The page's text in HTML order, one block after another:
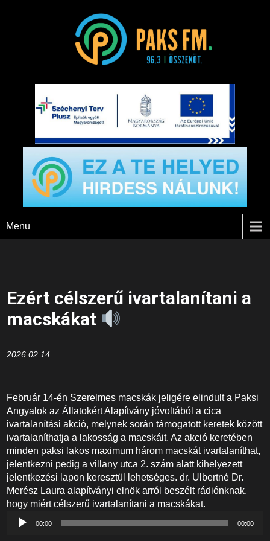
Paks FM
Menu
Ezért célszerű ivartalanítani a
macskákat
2026.02.14.
Február 14-én Szerelmes macskák jeligére elindult a Paksi
Angyalok az Állatokért Alapítvány jóvoltából a cica
ivartalanítási akció, melynek során támogatott keretek között
ivartalaníthatja a lakosság a macskáit. Az akció keretében
minden paksi lakos maximum három macskát ivartalaníthat,
jelentkezni pedig a villany utca 2. szám alatt kihelyezett
jelentkezési lapon keresztül lehetséges. dr. Ulbertné Dr.
Merész Laura alapítványi elnök arról beszélt rádiónknak,
hogy miért célszerű ivartalanítani a macskákat.
Audió
lejátszó
00:00 00:00